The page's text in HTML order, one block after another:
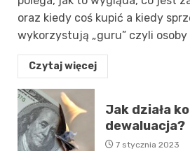
oraz kiedy coś kupić a kiedy
wykorzystują „guru” czyli osoby
Czytaj więcej
Jak działa
dewaluacja?
7 stycznia 2023